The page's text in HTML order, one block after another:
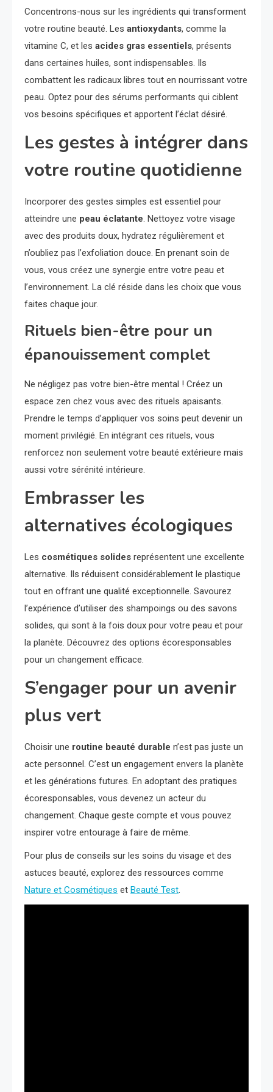
Concentrons-nous sur les ingrédients qui transforment
votre routine beauté. Les antioxydants, comme la
vitamine C, et les acides gras essentiels, présents
dans certaines huiles, sont indispensables. Ils
combattent les radicaux libres tout en nourrissant votre
peau. Optez pour des sérums performants qui ciblent
vos besoins spécifiques et apportent l’éclat désiré.
Les gestes à intégrer dans
votre routine quotidienne
Incorporer des gestes simples est essentiel pour
atteindre une peau éclatante. Nettoyez votre visage
avec des produits doux, hydratez régulièrement et
n’oubliez pas l’exfoliation douce. En prenant soin de
vous, vous créez une synergie entre votre peau et
l’environnement. La clé réside dans les choix que vous
faites chaque jour.
Rituels bien-être pour un
épanouissement complet
Ne négligez pas votre bien-être mental ! Créez un
espace zen chez vous avec des rituels apaisants.
Prendre le temps d’appliquer vos soins peut devenir un
moment privilégié. En intégrant ces rituels, vous
renforcez non seulement votre beauté extérieure mais
aussi votre sérénité intérieure.
Embrasser les
alternatives écologiques
Les cosmétiques solides représentent une excellente
alternative. Ils réduisent considérablement le plastique
tout en offrant une qualité exceptionnelle. Savourez
l’expérience d’utiliser des shampoings ou des savons
solides, qui sont à la fois doux pour votre peau et pour
la planète. Découvrez des options écoresponsables
pour un changement efficace.
S’engager pour un avenir
plus vert
Choisir une routine beauté durable n’est pas juste un
acte personnel. C’est un engagement envers la planète
et les générations futures. En adoptant des pratiques
écoresponsables, vous devenez un acteur du
changement. Chaque geste compte et vous pouvez
inspirer votre entourage à faire de même.
Pour plus de conseils sur les soins du visage et des
astuces beauté, explorez des ressources comme
Nature et Cosmétiques et Beauté Test.